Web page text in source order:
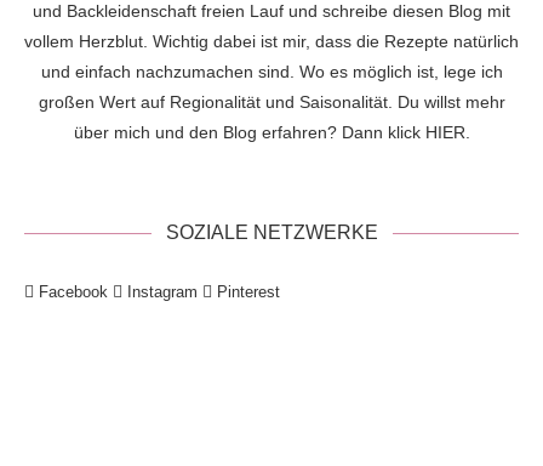
und Backleidenschaft freien Lauf und schreibe diesen Blog mit
vollem Herzblut. Wichtig dabei ist mir, dass die Rezepte natürlich
und einfach nachzumachen sind. Wo es möglich ist, lege ich
großen Wert auf Regionalität und Saisonalität. Du willst mehr
über mich und den Blog erfahren? Dann klick HIER.
SOZIALE NETZWERKE
Facebook Instagram Pinterest